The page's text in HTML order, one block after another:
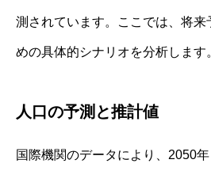
測されています。ここでは、将来
めの具体的シナリオを分析します
人口の予測と推計値
国際機関のデータにより、2050